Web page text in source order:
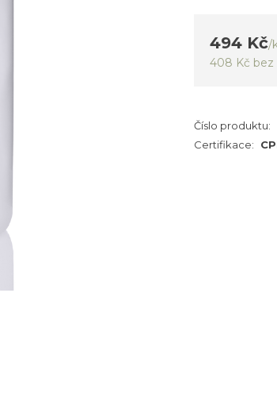
494 Kč/
408 Kč bez
Číslo produktu:
Certifikace: